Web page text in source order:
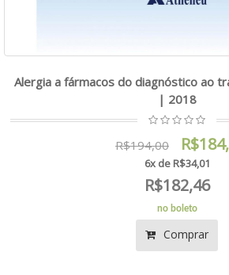
Alergia a fármacos do diagnóstico ao
| 2018
R$194,00
6x de R$34,01
R$182,46
no boleto
Comprar